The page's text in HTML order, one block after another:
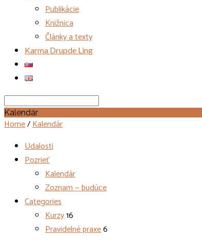
Publikácie
Knižnica
Články a texty
Karma Drupde Ling
Search
Kalendár
Home/Kalendár
Udalosti
Pozrieť
Kalendár
Zoznam — budúce
Categories
Kurzy16
Pravidelné praxe6